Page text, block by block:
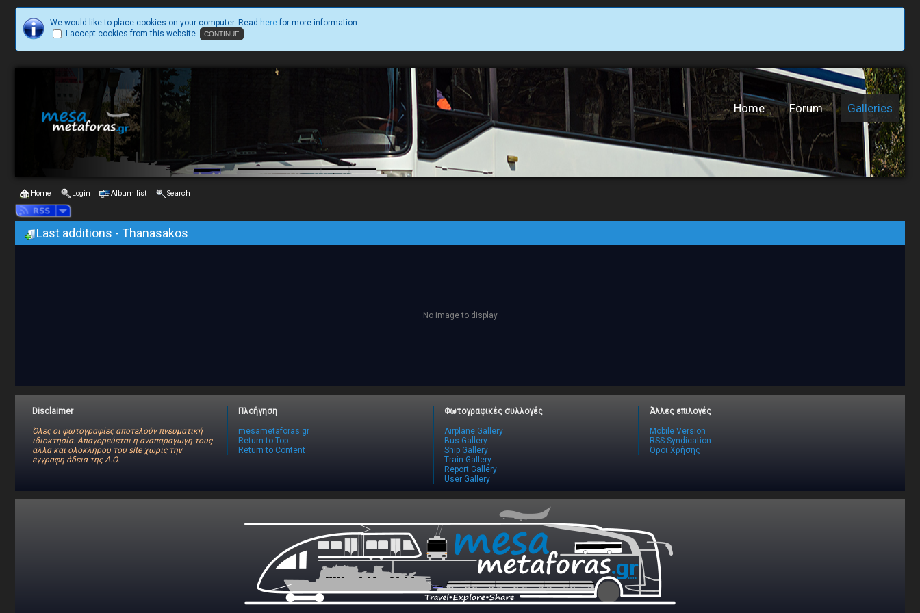
We would like to place cookies on your computer. Read here for more information.
I accept cookies from this website.
Home Forum Galleries
Home Login Album list Search
Last additions - Thanasakos
No image to display
Disclaimer
Όλες οι φωτογραφίες αποτελούν πνευματική
ιδιοκτησία. Απαγορεύεται η αναπαραγωγη τους
αλλα και ολοκληρου του site χωρις την
έγγραφη άδεια της Δ.Ο.
Πλοήγηση
mesametaforas.gr
Return to Top
Return to Content
Φωτογραφικές συλλογές
Airplane Gallery
Bus Gallery
Ship Gallery
Train Gallery
Report Gallery
User Gallery
Άλλες επιλογές
Mobile Version
RSS Syndication
Όροι Χρήσης